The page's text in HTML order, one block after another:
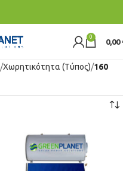
0
0,00
Χωρητικότητα (Τύπος) 160